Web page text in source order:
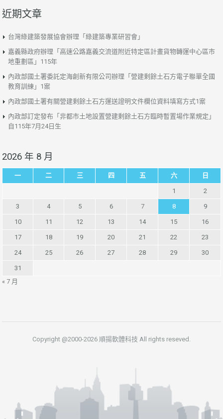
近期文章
台灣綠建築發展協會辦理「綠建築專業研習會」
嘉義縣政府辦理「高速公路嘉義交流道附近特定區計畫貨物轉運中心區市
地重劃區」115年
內政部國土署委託定海創新有限公司辦理「營建剩餘土石方電子聯單全國
教育訓練」1案
內政部國土署有關營建剩餘土石方運送證明文件欄位資料填寫方式1案
內政部訂定發布「非都市土地設置營建剩餘土石方臨時暫置場作業規定」
自115年7月24日生
2026 年 8 月
一 二 三 四 五 六 日
1 2
3 4 5 6 7 8 9
10 11 12 13 14 15 16
17 18 19 20 21 22 23
24 25 26 27 28 29 30
31
« 7 月
Copyright @2000-2026 順揚軟體科技 All rights reseved.